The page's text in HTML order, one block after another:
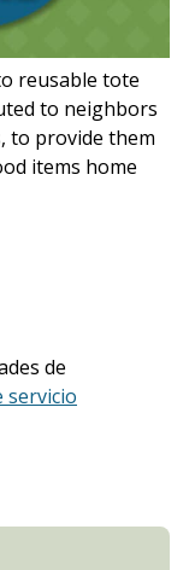
reusable tote
to neighbors
to provide them
items home
de
servicio